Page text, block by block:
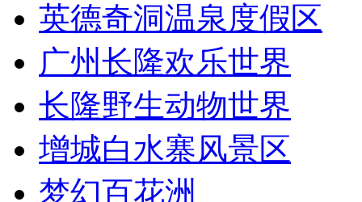
英德奇洞温泉度假区
广州长隆欢乐世界
长隆野生动物世界
增城白水寨风景区
梦幻百花洲